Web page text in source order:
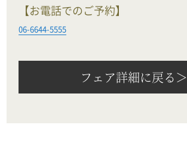
【お電話でのご予約】
06-6644-5555
フェア詳細に戻る＞